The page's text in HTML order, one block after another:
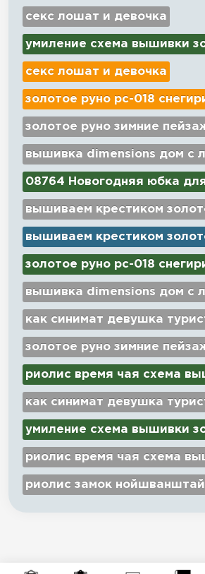
секс лошат и девочка
умиление схема вышивки
секс лошат и девочка
золотое руно рс-018
золотое руно зимние
вышивка dimensions дом с
08764 Новогодняя юбка
вышиваем крестиком
вышиваем крестиком
золотое руно рс-018
вышивка dimensions дом с
как синимат девушка
золотое руно зимние
риолис время чая схема
как синимат девушка
умиление схема вышивки
риолис время чая схема
риолис замок